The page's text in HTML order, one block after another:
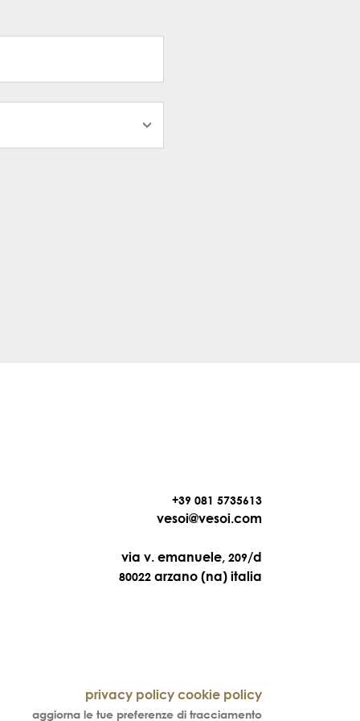
+39 081 5735613
vesoi@vesoi.com
via v. emanuele, 209/d
80022arzano (na) italia
privacy policy cookie policy
aggiorna le tue preferenze di tracciamento